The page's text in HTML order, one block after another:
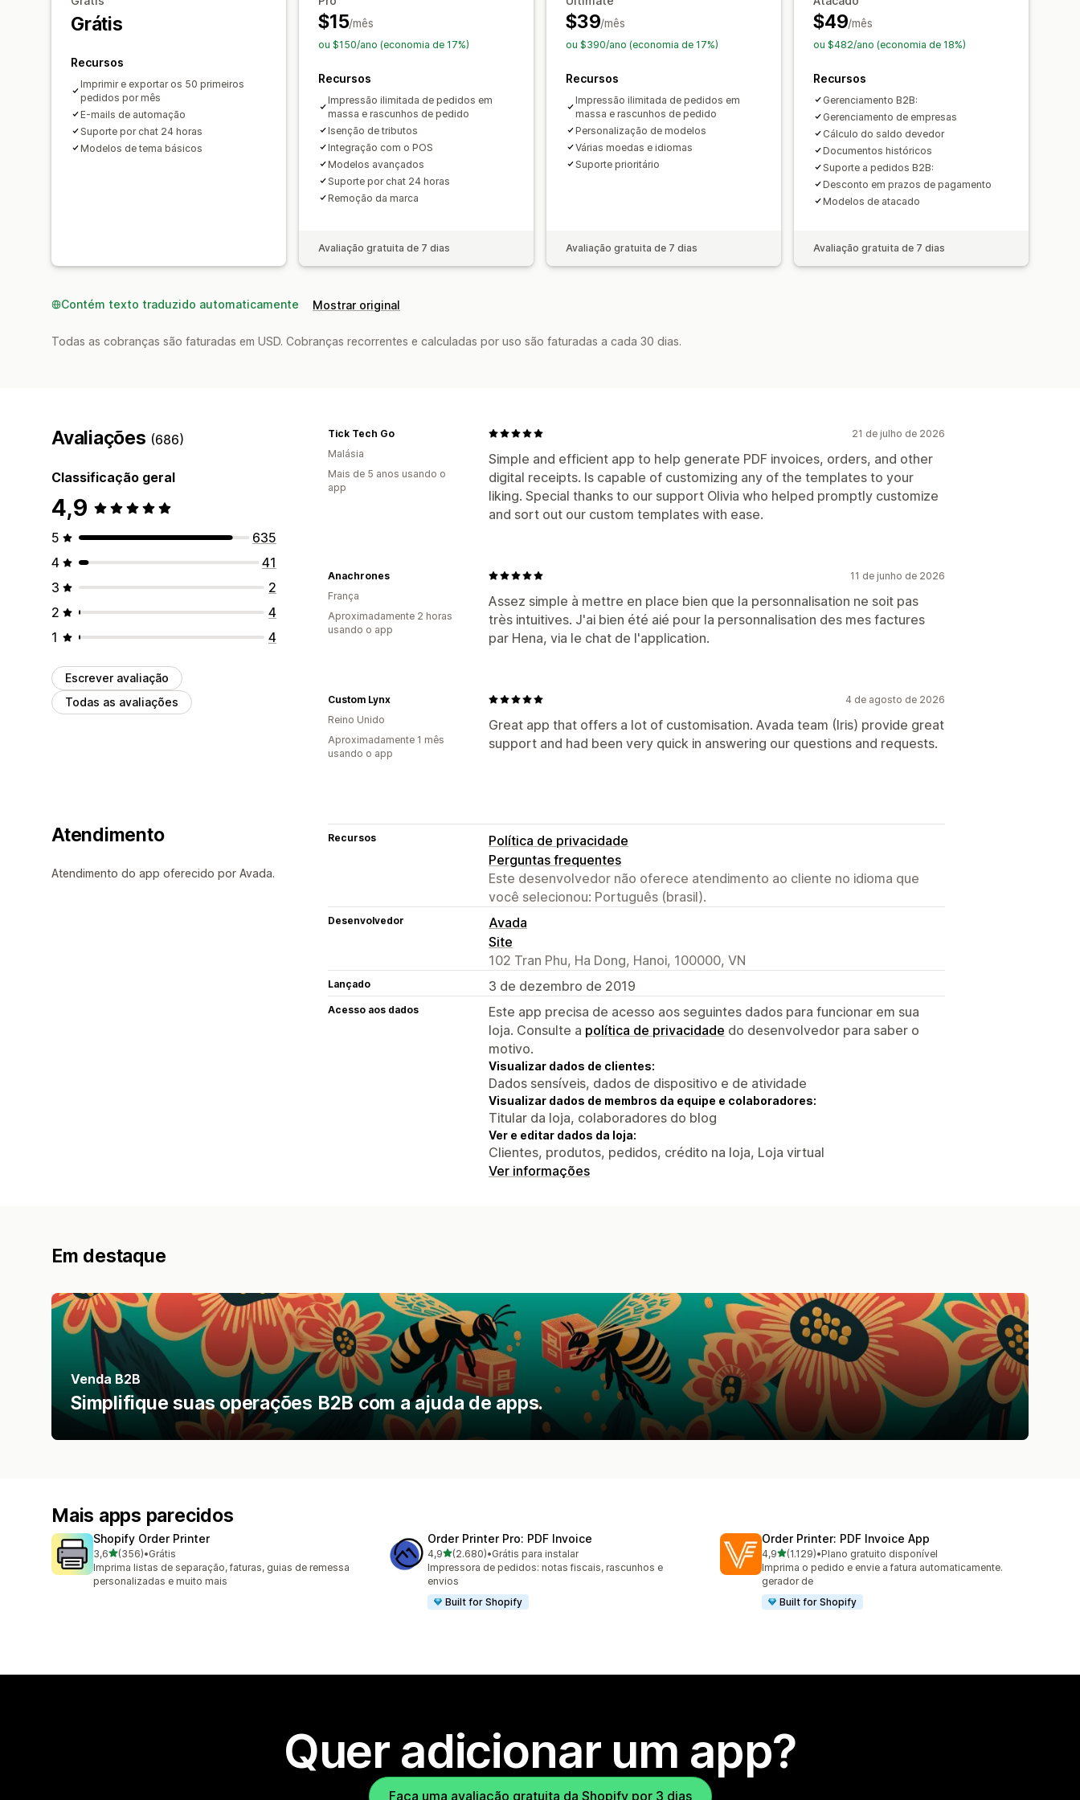
Download em massa
Automação de e-mails
Geração de PDF
Impressão e exportação
Grátis
Recursos
Imprimir e exportar os 50 primeiros
pedidos por mês
E-mails de automação
Suporte por chat 24 horas
Modelos de tema básicos
$15/mês
ou $150/ano (economia de 17%)
Recursos
Impressão ilimitada de pedidos em
massa e rascunhos de pedido
Isenção de tributos
Integração com o POS
Modelos avançados
Suporte por chat 24 horas
Remoção da marca
Avaliação gratuita de 7 dias
$39/mês
ou $390/ano (economia de 17%)
Recursos
Impressão ilimitada de pedidos em
massa e rascunhos de pedido
Personalização de modelos
Várias moedas e idiomas
Suporte prioritário
Avaliação gratuita de 7 dias
$49/mês
ou $482/ano (economia de 18%)
Recursos
Gerenciamento B2B:
Gerenciamento de empresas
Cálculo do saldo devedor
Documentos históricos
Suporte a pedidos B2B:
Desconto em prazos de pagamento
Modelos de atacado
Avaliação gratuita de 7 dias
Contém texto traduzido automaticamente Mostrar original
Todas as cobranças são faturadas em USD. Cobranças recorrentes e calculadas por uso são faturadas a cada 30 dias.
Avaliações (686)
Classificação geral
4,9
5
635
4
41
3
2
2
4
1
4
Escrever avaliação
Todas as avaliações
21 de julho de 2026
Simple and efficient app to help generate PDF invoices, orders, and other
digital receipts. Is capable of customizing any of the templates to your
liking. Special thanks to our support Olivia who helped promptly customize
and sort out our custom templates with ease.
Tick Tech Go
Malásia
Mais de 5 anos usando o
app
11 de junho de 2026
Assez simple à mettre en place bien que la personnalisation ne soit pas
très intuitives. J'ai bien été aié pour la personnalisation des mes factures
par Hena, via le chat de l'application.
Anachrones
França
Aproximadamente 2 horas
usando o app
4 de agosto de 2026
Great app that offers a lot of customisation. Avada team (Iris) provide great
support and had been very quick in answering our questions and requests.
Custom Lynx
Reino Unido
Aproximadamente 1 mês
usando o app
Atendimento
Atendimento do app oferecido por Avada.
Recursos
Política de privacidade
Perguntas frequentes
Este desenvolvedor não oferece atendimento ao cliente no idioma que
você selecionou: Português (brasil).
Desenvolvedor
Avada
Site
102 Tran Phu, Ha Dong, Hanoi, 100000, VN
Lançado 3 de dezembro de 2019
Acesso aos dados
Este app precisa de acesso aos seguintes dados para funcionar em sua
loja. Consulte a política de privacidade do desenvolvedor para saber o
motivo.
Visualizar dados de clientes:
Dados sensíveis, dados de dispositivo e de atividade
Visualizar dados de membros da equipe e colaboradores:
Titular da loja, colaboradores do blog
Ver e editar dados da loja:
Clientes, produtos, pedidos, crédito na loja, Loja virtual
Ver informações
Em destaque
Venda B2B
Simplifique suas operações B2B com a ajuda de apps.
Mais apps parecidos
Shopify Order Printer
3,6de 5 estrelas
(356)
356 avaliações ao todo
•Grátis
Imprima listas de separação, faturas, guias de remessa
personalizadas e muito mais
Order Printer Pro: PDF Invoice
4,9de 5 estrelas
(2.680)
2680 avaliações ao todo
•Grátis para instalar
Impressora de pedidos: notas fiscais, rascunhos e
envios
Built for Shopify
Order Printer: PDF Invoice App
4,9de 5 estrelas
(1.129)
1129 avaliações ao todo
•Plano gratuito disponível
Imprima o pedido e envie a fatura automaticamente.
gerador de
Built for Shopify
Quer adicionar um app?
Faça uma avaliação gratuita da Shopify por 3 dias